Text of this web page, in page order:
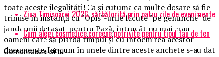
toate aceste ilegalități! Ca și cutuma ca multe dosare să fie
trimise în instanță cu ”Opis”-urile făcute ”pe genunche” de
jandarmii detașați pentru Pază, întrucât nu mai erau
oameni care să piardă timpul și cu întocmirea acestor
documente. Iar cum în unele dintre aceste anchete s-au dat
Ziua Timișoarei 2026, sărbătorită prin patru zile de evenimente
Cum alegi cosmetice coreene potrivite pentru tipul tau de ten
Comenteaza si tu